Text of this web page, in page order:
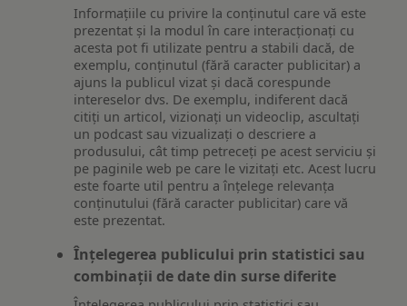
Informațiile cu privire la conținutul care vă este
prezentat și la modul în care interacționați cu
acesta pot fi utilizate pentru a stabili dacă, de
exemplu, conținutul (fără caracter publicitar) a
ajuns la publicul vizat și dacă corespunde
intereselor dvs. De exemplu, indiferent dacă
citiți un articol, vizionați un videoclip, ascultați
un podcast sau vizualizați o descriere a
produsului, cât timp petreceți pe acest serviciu și
pe paginile web pe care le vizitați etc. Acest lucru
este foarte util pentru a înțelege relevanța
conținutului (fără caracter publicitar) care vă
este prezentat.
Înțelegerea publicului prin statistici sau
combinații de date din surse diferite